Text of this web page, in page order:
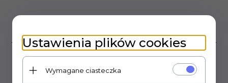
Przełącznik dźwigniowy M102, metalowy, styki typu SPDT, mini.
Ustawienia plików cookies
Wymagane ciasteczka